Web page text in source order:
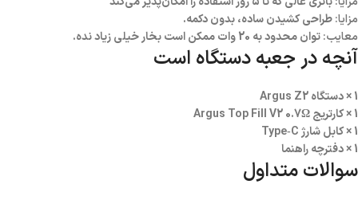
مزایا:طراحی کشیدن ساده، بدون دکمه.
معایب:توان محدود به 20 وات ممکن است بخار خیلی زیاد نده.
آنچه در جعبه دستگاه است
1 × دستگاه Argus Z2
1 × کارتریج Argus Top Fill V2 0.7Ω
1 × کابل شارژ Type‑C
1 × دفترچه راهنما
سوالات متداول